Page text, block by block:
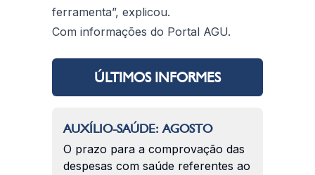
ferramenta”, explicou.
Com informações do Portal AGU.
ÚLTIMOS INFORMES
AUXÍLIO-SAÚDE: AGOSTO
O prazo para a comprovação das
despesas com saúde referentes ao